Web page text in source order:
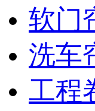
软门
洗车
工程